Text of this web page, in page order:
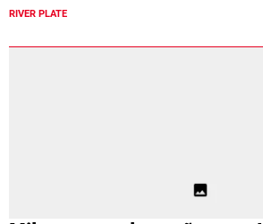
RIVER PLATE